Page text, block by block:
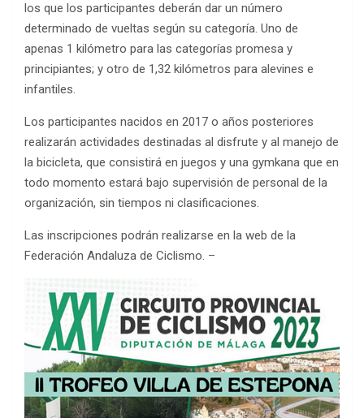
los que los participantes deberán dar un número
determinado de vueltas según su categoría. Uno de
apenas 1 kilómetro para las categorías promesa y
principiantes; y otro de 1,32 kilómetros para alevines e
infantiles.
Los participantes nacidos en 2017 o años posteriores
realizarán actividades destinadas al disfrute y al manejo de
la bicicleta, que consistirá en juegos y una gymkana que en
todo momento estará bajo supervisión de personal de la
organización, sin tiempos ni clasificaciones.
Las inscripciones podrán realizarse en la web de la
Federación Andaluza de Ciclismo. –